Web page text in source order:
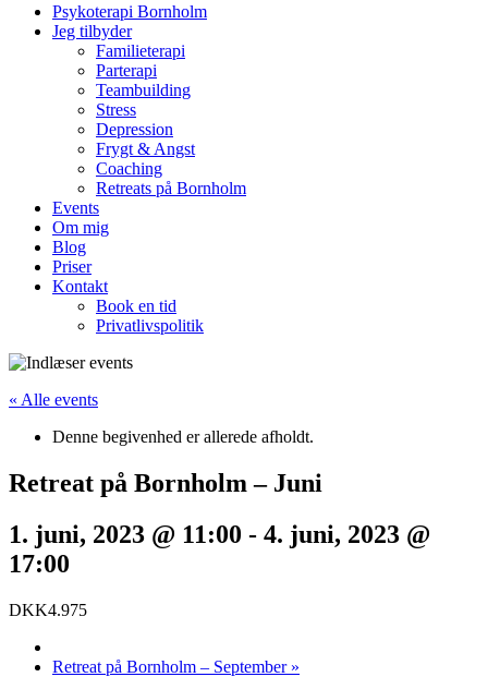
Psykoterapi Bornholm
Jeg tilbyder
Familieterapi
Parterapi
Teambuilding
Stress
Depression
Frygt & Angst
Coaching
Retreats på Bornholm
Events
Om mig
Blog
Priser
Kontakt
Book en tid
Privatlivspolitik
« Alle events
Denne begivenhed er allerede afholdt.
Retreat på Bornholm – Juni
1. juni, 2023 @ 11:00 - 4. juni, 2023 @
17:00
DKK4.975
Retreat på Bornholm – September »